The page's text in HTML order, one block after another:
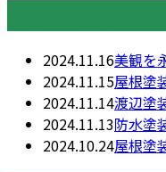
2024.11.16美観を
2024.11.15屋根塗
2024.11.14渡辺塗
2024.11.13防水塗
2024.10.24屋根塗